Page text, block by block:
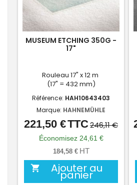
MUSEUM ETCHING 350G -
17"
Rouleau 17" x 12 m
(17" = 432 mm)
Référence: HAH10643403
Marque: HAHNEMÜHLE
Prix
Prix
de
base
221,50 €TTC246,11 €
Économisez 24,61 €
184,58 € HT
 Ajouter au
panier